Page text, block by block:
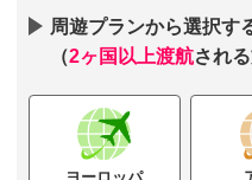
周遊プランから選択す
（2ヶ国以上渡航され